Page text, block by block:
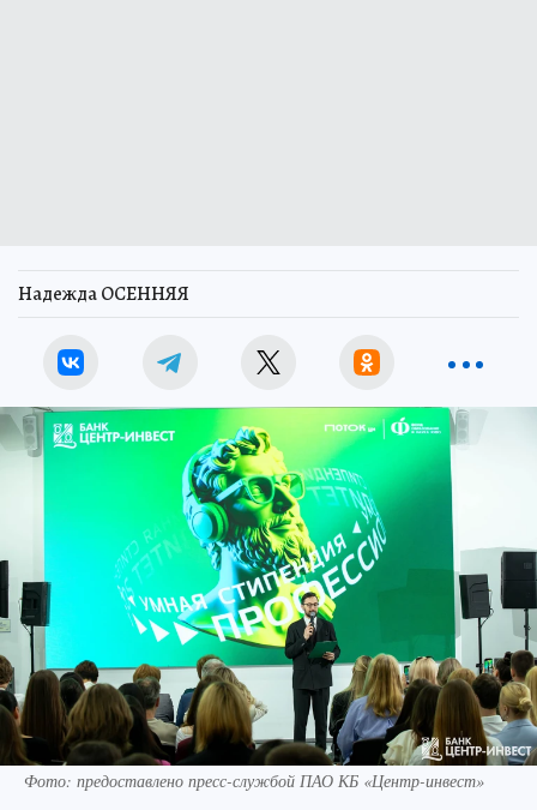
Надежда ОСЕННЯЯ
Фото: предоставлено пресс-службой ПАО КБ «Центр-инвест»